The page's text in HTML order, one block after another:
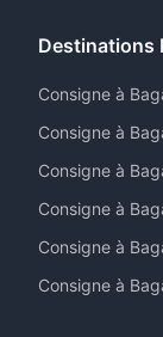
Destinations
Consigne à
Consigne à
Consigne à
Consigne à
Consigne à
Consigne à